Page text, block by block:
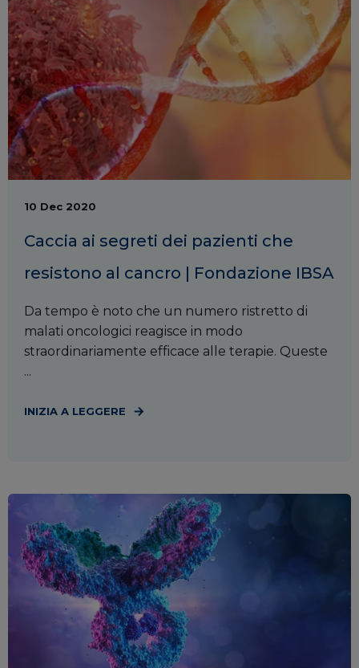
10 Dec 2020
Caccia ai segreti dei pazienti che
resistono al cancro | Fondazione IBSA
Da tempo è noto che un numero ristretto di
malati oncologici reagisce in modo
straordinariamente efficace alle terapie. Queste
...
INIZIA A LEGGERE